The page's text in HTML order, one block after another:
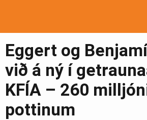
Eggert og
við á ný í
KFÍA – 260
pottinum